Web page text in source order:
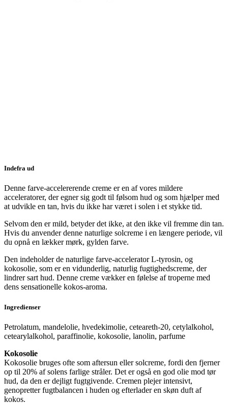
Indefra ud
Denne farve-accelererende creme er en af vores mildere
acceleratorer, der egner sig godt til følsom hud og som hjælper med
at udvikle en tan, hvis du ikke har været i solen i et stykke tid.
Selvom den er mild, betyder det ikke, at den ikke vil fremme din tan.
Hvis du anvender denne naturlige solcreme i en længere periode, vil
du opnå en lækker mørk, gylden farve.
Den indeholder de naturlige farve-accelerator L-tyrosin, og
kokosolie, som er en vidunderlig, naturlig fugtighedscreme, der
lindrer sart hud. Denne creme vækker en følelse af troperne med
dens sensationelle kokos-aroma.
Ingredienser
Petrolatum, mandelolie, hvedekimolie, ceteareth-20, cetylalkohol,
cetearylalkohol, paraffinolie, kokosolie, lanolin, parfume
Kokosolie
Kokosolie bruges ofte som aftersun eller solcreme, fordi den fjerner
op til 20% af solens farlige stråler. Det er også en god olie mod tør
hud, da den er dejligt fugtgivende. Cremen plejer intensivt,
genopretter fugtbalancen i huden og efterlader en skøn duft af
kokos.